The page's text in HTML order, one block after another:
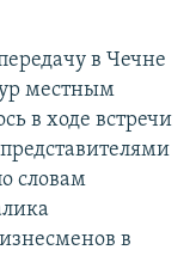
в Чечне
местным
в ходе встречи
словам
в